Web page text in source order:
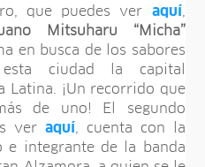
que puedes ver aquí
Mitsuharu “Micha”
en busca de los sabores
ciudad la capital
Latina. ¡Un recorrido que
de uno! El segundo
ver aquí , cuenta con la
e integrante de la banda